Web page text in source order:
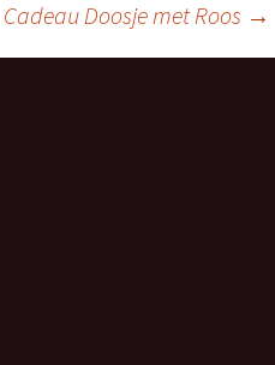
Cadeau Doosje met Roos →